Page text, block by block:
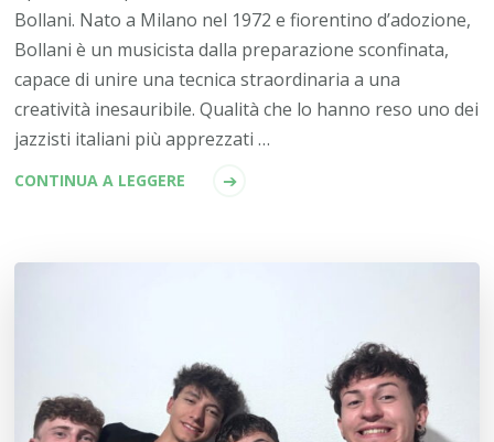
Bollani. Nato a Milano nel 1972 e fiorentino d’adozione,
Bollani è un musicista dalla preparazione sconfinata,
capace di unire una tecnica straordinaria a una
creatività inesauribile. Qualità che lo hanno reso uno dei
jazzisti italiani più apprezzati …
CONTINUA A LEGGERE